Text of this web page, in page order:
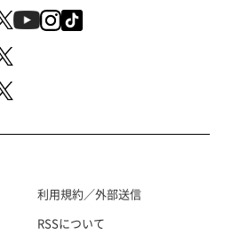
利用規約／外部送信
RSSについて